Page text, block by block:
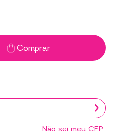
Comprar
Não sei meu CEP